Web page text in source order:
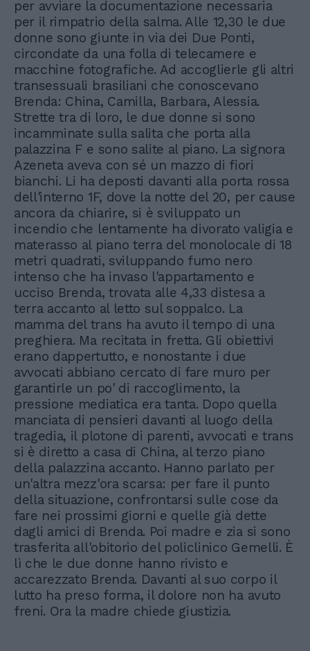
per avviare la documentazione necessaria
per il rimpatrio della salma. Alle 12,30 le due
donne sono giunte in via dei Due Ponti,
circondate da una folla di telecamere e
macchine fotografiche. Ad accoglierle gli altri
transessuali brasiliani che conoscevano
Brenda: China, Camilla, Barbara, Alessia.
Strette tra di loro, le due donne si sono
incamminate sulla salita che porta alla
palazzina F e sono salite al piano. La signora
Azeneta aveva con sé un mazzo di fiori
bianchi. Li ha deposti davanti alla porta rossa
dell'interno 1F, dove la notte del 20, per cause
ancora da chiarire, si è sviluppato un
incendio che lentamente ha divorato valigia e
materasso al piano terra del monolocale di 18
metri quadrati, sviluppando fumo nero
intenso che ha invaso l'appartamento e
ucciso Brenda, trovata alle 4,33 distesa a
terra accanto al letto sul soppalco. La
mamma del trans ha avuto il tempo di una
preghiera. Ma recitata in fretta. Gli obiettivi
erano dappertutto, e nonostante i due
avvocati abbiano cercato di fare muro per
garantirle un po' di raccoglimento, la
pressione mediatica era tanta. Dopo quella
manciata di pensieri davanti al luogo della
tragedia, il plotone di parenti, avvocati e trans
si è diretto a casa di China, al terzo piano
della palazzina accanto. Hanno parlato per
un'altra mezz'ora scarsa: per fare il punto
della situazione, confrontarsi sulle cose da
fare nei prossimi giorni e quelle già dette
dagli amici di Brenda. Poi madre e zia si sono
trasferita all'obitorio del policlinico Gemelli. È
lì che le due donne hanno rivisto e
accarezzato Brenda. Davanti al suo corpo il
lutto ha preso forma, il dolore non ha avuto
freni. Ora la madre chiede giustizia.